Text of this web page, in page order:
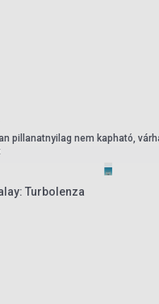
pillanatnyilag nem kapható,
Turbolenza